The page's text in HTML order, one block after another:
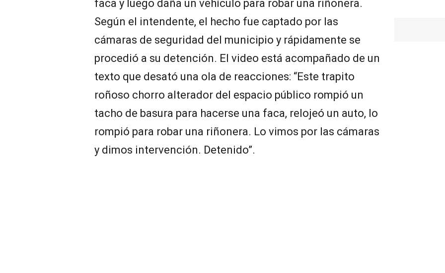
faca y luego daña un vehículo para robar una riñonera.
Según el intendente, el hecho fue captado por las
cámaras de seguridad del municipio y rápidamente se
procedió a su detención. El video está acompañado de un
texto que desató una ola de reacciones: “Este trapito
roñoso chorro alterador del espacio público rompió un
tacho de basura para hacerse una faca, relojeó un auto, lo
rompió para robar una riñonera. Lo vimos por las cámaras
y dimos intervención. Detenido”.